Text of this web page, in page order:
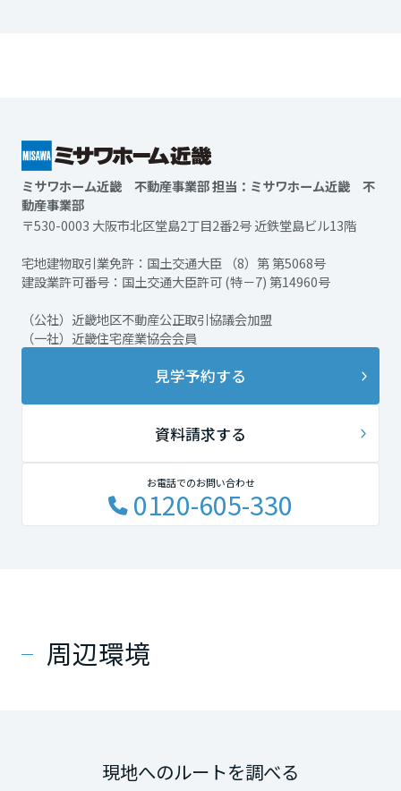
ミサワホーム近畿 不動産事業部 担当：ミサワホーム近畿 不
動産事業部
〒530-0003 大阪市北区堂島2丁目2番2号 近鉄堂島ビル13階
宅地建物取引業免許：国土交通大臣 （8）第 第5068号
建設業許可番号：国土交通大臣許可 (特－7) 第14960号
（公社）近畿地区不動産公正取引協議会加盟
（一社）近畿住宅産業協会会員
見学予約する
資料請求する
お電話でのお問い合わせ
0120-605-330
周辺環境
現地へのルートを調べる